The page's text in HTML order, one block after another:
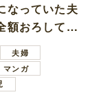
なっていた夫
額おろしてほ
た夫婦
マンガ